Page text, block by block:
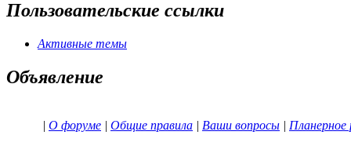
Пользовательские ссылки
Активные темы
Объявление
| О форуме | Общие правила | Ваши вопросы | Планерное